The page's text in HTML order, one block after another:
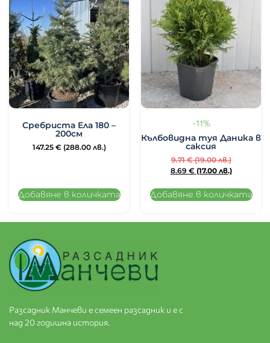
Сребриста Ела 180 –
200см
147.25 € (288.00 лв.)
Добавяне в количката
-11%
Кълбовидна туя Даника в
саксия
9.71€ (19.00 лв.)
8.69 € (17.00 лв.)
Добавяне в количката
Разсадник Манчеви е семеен разсадник и е с
над 20 годишна история.